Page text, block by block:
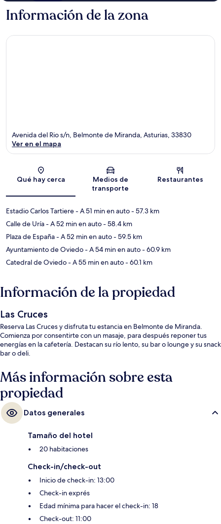
Información de la zona
Sección del mapa
Avenida del Rio s/n, Belmonte de Miranda, Asturias, 33830
Ver en el mapa
Qué hay cerca
Medios de
transporte
Restaurantes
Estadio Carlos Tartiere- A 51 min en auto- 57.3 km
Calle de Uría- A 52 min en auto- 58.4 km
Plaza de España- A 52 min en auto- 59.5 km
Ayuntamiento de Oviedo- A 54 min en auto- 60.9 km
Catedral de Oviedo- A 55 min en auto- 60.1 km
Información de la propiedad
Las Cruces
Reserva Las Cruces y disfruta tu estancia en Belmonte de Miranda.
Comienza por consentirte con un masaje, para después reponer tus
energías en la cafetería. Destacan su río lento, su bar o lounge y su snack
bar o deli.
Más información sobre esta
propiedad
Datos generales
Tamaño del hotel
20 habitaciones
Check-in/check-out
Inicio de check-in: 13:00
Check-in exprés
Edad mínima para hacer el check-in: 18
Check-out: 11:00